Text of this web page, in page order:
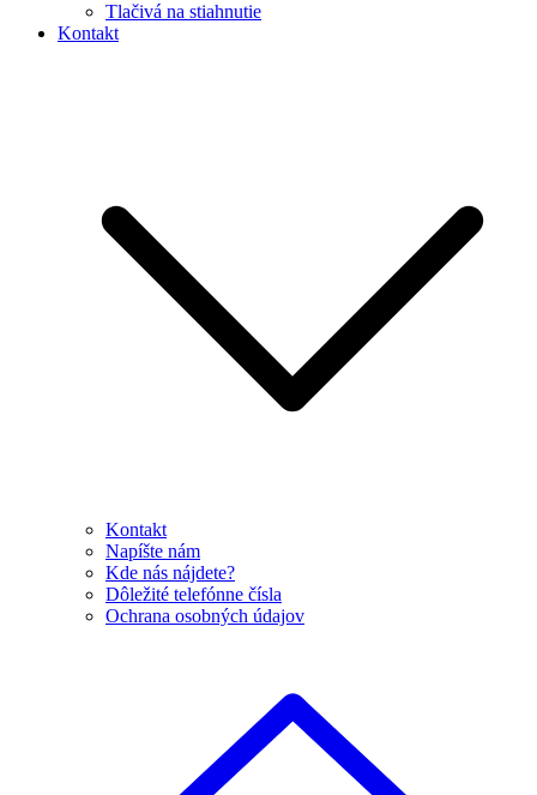
Tlačivá na stiahnutie
Kontakt
Kontakt
Napíšte nám
Kde nás nájdete?
Dôležité telefónne čísla
Ochrana osobných údajov